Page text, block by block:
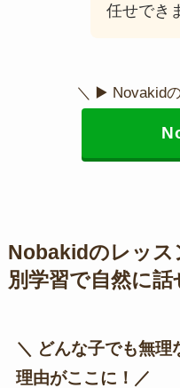
任せでき
＼ ▶️ Novakid
Nobakidのレッス
別学習で自然に話
＼ どんな子でも無理
理由がここに！／